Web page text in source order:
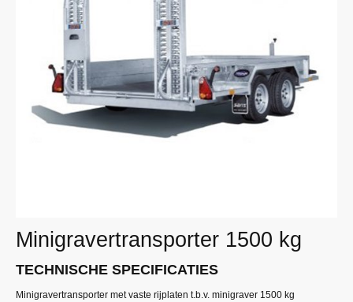
Minigravertransporter 1500 kg
TECHNISCHE SPECIFICATIES
Minigravertransporter met vaste rijplaten t.b.v. minigraver 1500 kg